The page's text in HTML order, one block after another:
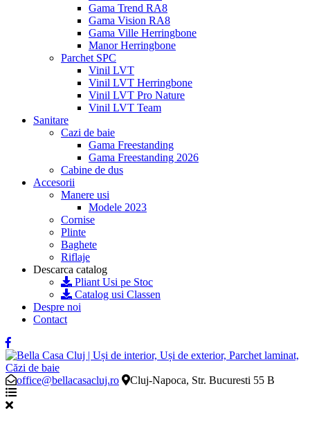
Gama Trend RA8
Gama Vision RA8
Gama Ville Herringbone
Manor Herringbone
Parchet SPC
Vinil LVT
Vinil LVT Herringbone
Vinil LVT Pro Nature
Vinil LVT Team
Sanitare
Cazi de baie
Gama Freestanding
Gama Freestanding 2026
Cabine de dus
Accesorii
Manere usi
Modele 2023
Cornise
Plinte
Baghete
Riflaje
Descarca catalog
Pliant Usi pe Stoc
Catalog usi Classen
Despre noi
Contact
office@bellacasacluj.ro Cluj-Napoca, Str. Bucuresti 55 B